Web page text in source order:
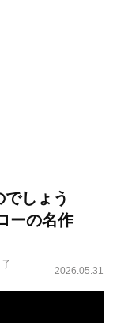
でしょう
ーの名作
2026.05.31